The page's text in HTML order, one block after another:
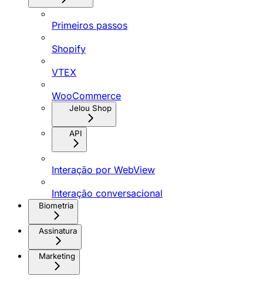
Primeiros passos
Shopify
VTEX
WooCommerce
Jelou Shop
API
Interação por WebView
Interação conversacional
Biometria
Assinatura
Marketing